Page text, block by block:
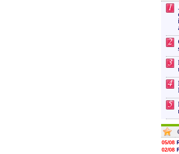
1
2
3
4
5
05/08
02/08